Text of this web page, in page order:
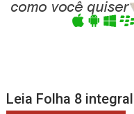
Leia Folha 8